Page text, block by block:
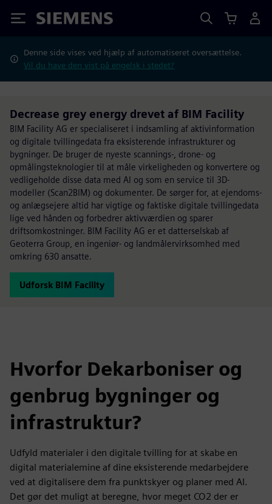
Siemens
Denne side vises ved hjælp af automatiseret oversættelse.
Vil du have den vist på engelsk i stedet?
Decrease grey energy drevet af BIM Facility
BIM Facility AG er specialiseret i indsamling af aktivinformation
og digitale tvillingedata fra eksisterende infrastrukturer og
bygninger. De bruger de nyeste scannings-, drone- og
opmålingsteknologier til at måle virkeligheden og konvertere og
vedligeholde disse data med AI og som en service til 3D-
modeller (Scan2BIM) og dokumenter. De sørger for, at ejendoms-
og anlægsejere altid har vigtige og faktiske digitale tvillingedata
lige ved hånden og forbedrer aktivværdien og sparer
driftsomkostninger. BIM Facility AG er et datterselskab af
Geoterra Group, en ingeniør- og landmålervirksomhed med
omkring 630 ansatte.
Udforsk BIM Facility
Hvorfor Dekarboniser og
genbrug bygninger og
infrastruktur?
Udfyld materialer i den digitale tvilling for at skabe en
digital materialemine af dine eksisterende medarbejdere
ved at digitalisere dem fra punktskyer og planer med AI.
Det gør det muligt at beregne, hvor meget CO2 der er